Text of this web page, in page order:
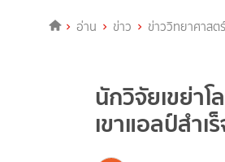
อ่าน ข่าว ข่าววิทยาศาสตร์
นักวิจัยเขย่า
เขาแอลป์สำเ